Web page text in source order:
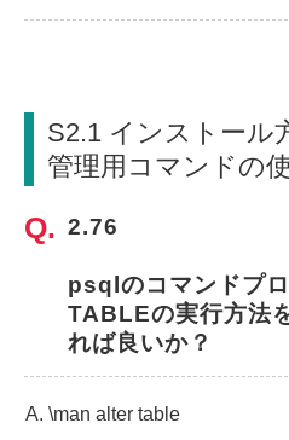
S2.1 インストール
管理用コマンドの
2.76
psqlのコマンドプ
TABLEの実行方法
れば良いか？
\man alter table